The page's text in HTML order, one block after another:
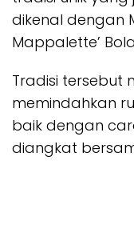
dikenal dengan
Mappalette’
Tradisi tersebut
memindahkan
baik dengan
diangkat